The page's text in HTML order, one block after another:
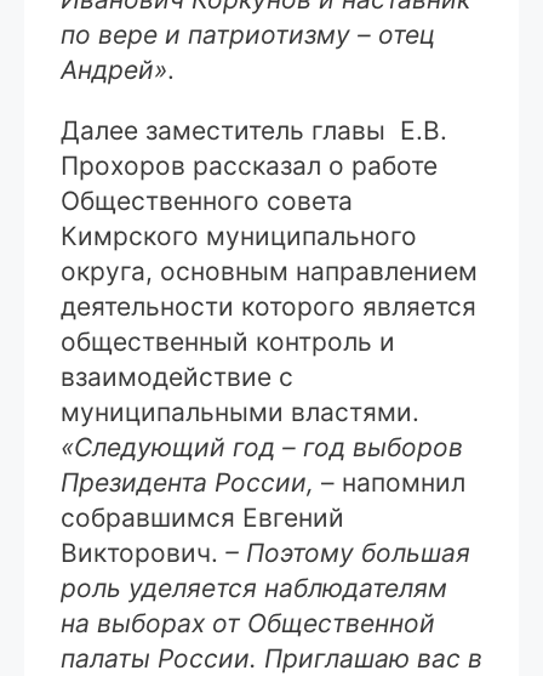
по вере и патриотизму – отец
Андрей».
Далее заместитель главы Е.В.
Прохоров рассказал о работе
Общественного совета
Кимрского муниципального
округа, основным направлением
деятельности которого является
общественный контроль и
взаимодействие с
муниципальными властями.
«Следующий год – год выборов
Президента России, – напомнил
собравшимся Евгений
Викторович. – Поэтому большая
роль уделяется наблюдателям
на выборах от Общественной
палаты России. Приглашаю вас в